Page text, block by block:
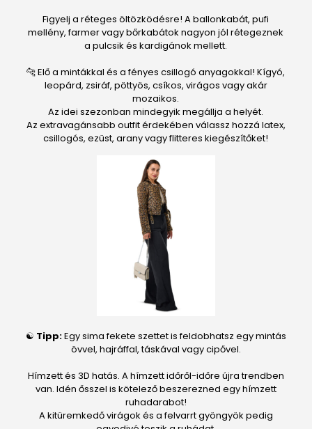
Figyelj a réteges öltözködésre! A ballonkabát, pufi
mellény, farmer vagy bőrkabátok nagyon jól rétegeznek
a pulcsik és kardigánok mellett.
🐆 Elő a mintákkal és a fényes csillogó anyagokkal! Kígyó,
leopárd, zsiráf, pöttyös, csíkos, virágos vagy akár
mozaikos.
Az idei szezonban mindegyik megállja a helyét.
Az extravagánsabb outfit érdekében válassz hozzá latex,
csillogós, ezüst, arany vagy flitteres kiegészítőket!
☯ Tipp:Egy sima fekete szettet is feldobhatsz egy mintás
övvel, hajráffal, táskával vagy cipővel.
Hímzett és 3D hatás. A hímzett időről-időre újra trendben
van. Idén ősszel is kötelező beszerezned egy hímzett
ruhadarabot!
A kitüremkedő virágok és a felvarrt gyöngyök pedig